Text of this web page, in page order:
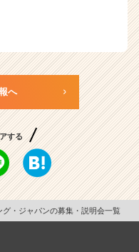
へ
する
・ジャパンの募集・説明会一覧